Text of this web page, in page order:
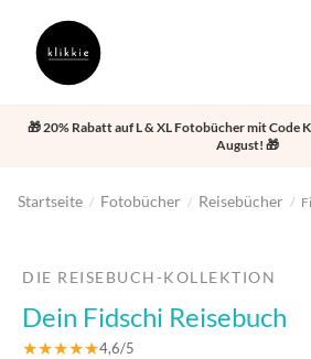
🎁 20% Rabatt auf L & XL Fotobücher mit Code
August! 🎁
Startseite / Fotobücher / Reisebücher /
DIE REISEBUCH-KOLLEKTION
Dein Fidschi Reisebuch
★★★★★4,6/5